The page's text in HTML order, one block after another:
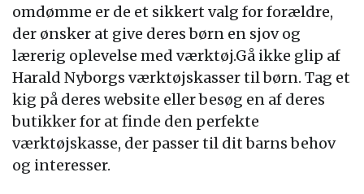
omdømme er de et sikkert valg for forældre,
der ønsker at give deres børn en sjov og
lærerig oplevelse med værktøj.Gå ikke glip af
Harald Nyborgs værktøjskasser til børn. Tag et
kig på deres website eller besøg en af deres
butikker for at finde den perfekte
værktøjskasse, der passer til dit barns behov
og interesser.